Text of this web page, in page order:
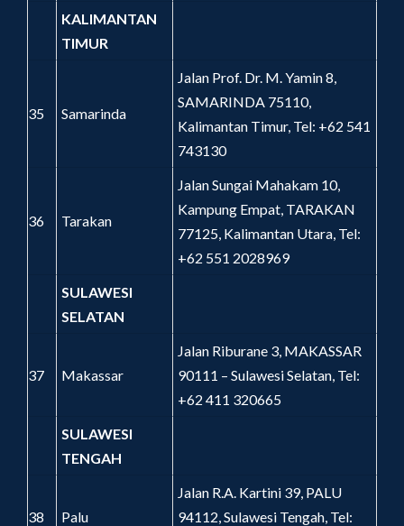
KALIMANTAN
TIMUR
35 Samarinda
Jalan Prof. Dr. M. Yamin 8,
SAMARINDA 75110,
Kalimantan Timur, Tel: +62 541
743130
36 Tarakan
Jalan Sungai Mahakam 10,
Kampung Empat, TARAKAN
77125, Kalimantan Utara, Tel:
+62 551 2028969
SULAWESI
SELATAN
37 Makassar
Jalan Riburane 3, MAKASSAR
90111 – Sulawesi Selatan, Tel:
+62 411 320665
SULAWESI
TENGAH
38 Palu
Jalan R.A. Kartini 39, PALU
94112, Sulawesi Tengah, Tel: